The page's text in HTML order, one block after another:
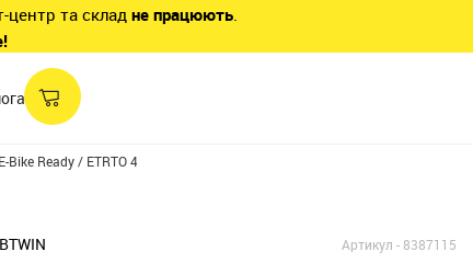
центр та складне працюють.
Ready / ETRTO 42-622
BTWIN Артикул -8387115